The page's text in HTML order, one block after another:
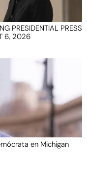
PRESIDENTIAL PRESS
6, 2026
en Michigan